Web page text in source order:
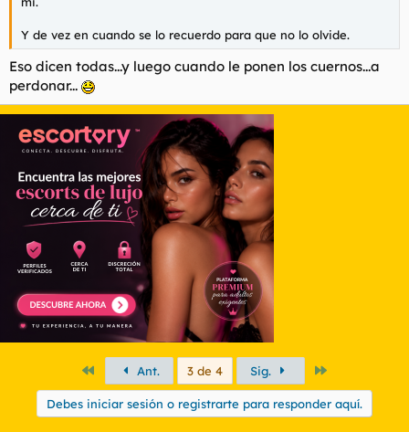
Y de vez en cuando se lo recuerdo para que no lo olvide.
Eso dicen todas...y luego cuando le ponen los cuernos...a
perdonar...
PrimeroAnt. 3 de 4 Sig.
Debes iniciar sesión o registrarte para responder aquí.